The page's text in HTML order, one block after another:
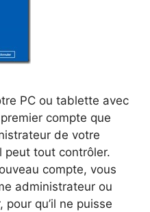
PC ou tablette avec
compte que
de votre
peut tout contrôler.
compte, vous
administrateur ou
qu’il ne puisse